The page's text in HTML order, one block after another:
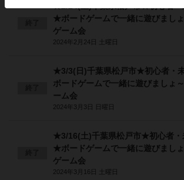
★ボードゲームで一緒に遊びまし
ゲーム会
2024年2月24日 土曜日
★3/3(日)千葉県松戸市★初心者・
ボードゲームで一緒に遊びましょ
ーム会
2024年3月3日 日曜日
★3/16(土)千葉県松戸市★初心者・
★ボードゲームで一緒に遊びまし
ゲーム会
2024年3月16日 土曜日